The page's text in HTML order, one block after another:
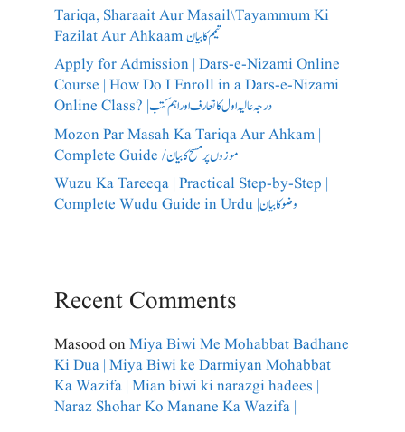
Tariqa, Sharaait Aur Masail\Tayammum Ki
Fazilat Aur Ahkaam تیمم کا بیان
Apply for Admission | Dars-e-Nizami Online
Course | How Do I Enroll in a Dars-e-Nizami
Online Class? |درجہ عالیہ اول کا تعارف اور اہم کتب
Mozon Par Masah Ka Tariqa Aur Ahkam |
Complete Guide /​موزوں پر مسح کا بیان
Wuzu Ka Tareeqa | Practical Step-by-Step |
Complete Wudu Guide in Urdu |وضو کا بیان
Recent Comments
MasoodonMiya Biwi Me Mohabbat Badhane
Ki Dua | Miya Biwi ke Darmiyan Mohabbat
Ka Wazifa | Mian biwi ki narazgi hadees |
Naraz Shohar Ko Manane Ka Wazifa |